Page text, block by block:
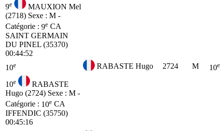
9e
MAUXION Mel
(2718) Sexe : M -
Catégorie : 9e CA
SAINT GERMAIN
DU PINEL (35370)
00:44:52
10e RABASTE Hugo 2724 M 10e
10e
RABASTE
Hugo (2724) Sexe : M -
Catégorie : 10e CA
IFFENDIC (35750)
00:45:16